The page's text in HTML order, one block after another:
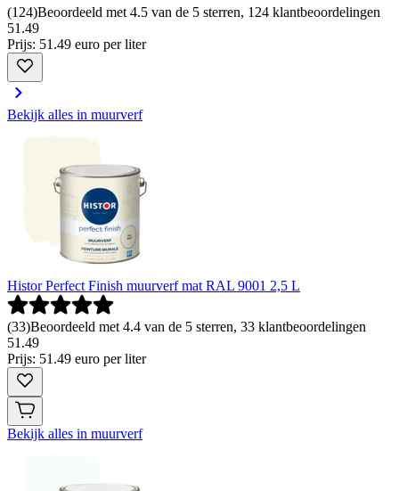
(124)Beoordeeld met 4.5 van de 5 sterren, 124 klantbeoordelingen
51 .49
Prijs: 51.49 euro per liter
Bekijk alles in muurverf
Histor Perfect Finish muurverf mat RAL 9001 2,5 L
(33)Beoordeeld met 4.4 van de 5 sterren, 33 klantbeoordelingen
51 .49
Prijs: 51.49 euro per liter
Bekijk alles in muurverf